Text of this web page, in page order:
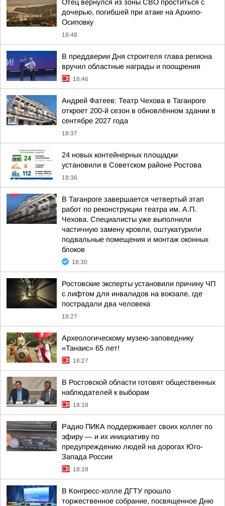
Отец вернулся из зоны СВО проститься с
дочерью, погибшей при атаке на Архипо-
Осиповку
18:48
В преддверии Дня строителя глава региона
вручил областные награды и поощрения
18:46
Андрей Фатеев: Театр Чехова в Таганроге
откроет 200-й сезон в обновлённом здании в
сентябре 2027 года
18:37
24 новых контейнерных площадки
установили в Советском районе Ростова
18:36
В Таганроге завершается четвертый этап
работ по реконструкции театра им. А.П.
Чехова. Специалисты уже выполнили
частичную замену кровли, оштукатурили
подвальные помещения и монтаж оконных
блоков
18:30
Ростовские эксперты установили причину ЧП
с лифтом для инвалидов на вокзале, где
пострадали два человека
18:27
Археологическому музею-заповеднику
«Танаис» 65 лет!
18:27
В Ростовской области готовят общественных
наблюдателей к выборам
18:18
Радио ПИКА поддерживает своих коллег по
эфиру — и их инициативу по
предупреждению людей на дорогах Юго-
Запада России
18:18
В Конгресс-холле ДГТУ прошло
торжественное собрание, посвященное Дню